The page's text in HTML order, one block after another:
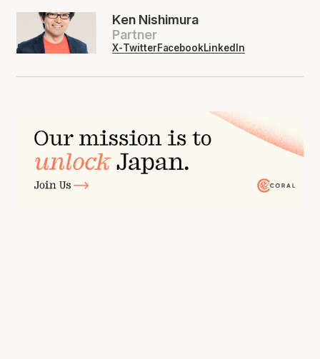
Ken Nishimura
Partner
X-TwitterFacebookLinkedIn